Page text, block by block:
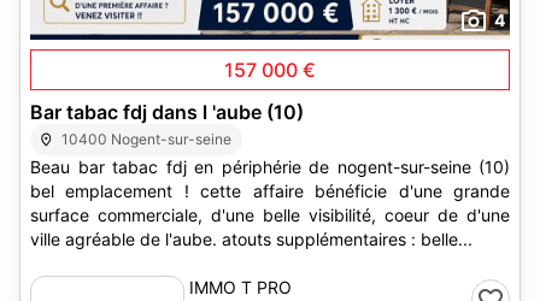
4
157 000 €
Bar tabac fdj dans l 'aube (10)
10400 Nogent-sur-seine
Beau bar tabac fdj en périphérie de nogent-sur-seine (10)
bel emplacement ! cette affaire bénéficie d'une grande
surface commerciale, d'une belle visibilité, coeur de d'une
ville agréable de l'aube. atouts supplémentaires : belle...
IMMO T PRO